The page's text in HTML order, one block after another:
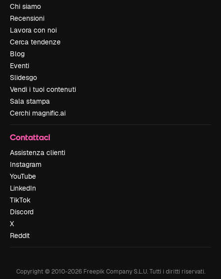
Chi siamo
Recensioni
Lavora con noi
Cerca tendenze
Blog
Eventi
Slidesgo
Vendi i tuoi contenuti
Sala stampa
Cerchi magnific.ai
Contattaci
Assistenza clienti
Instagram
YouTube
LinkedIn
TikTok
Discord
X
Reddit
Copyright © 2010-2026Freepik Company S.L.U. Tutti i diritti riservati.